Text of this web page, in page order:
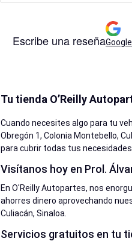
Escribe una reseñaGoogle
Tu tienda O’Reilly
Cuando necesites algo para tu
Obregón 1, Colonia Montebello,
para cubrir todas tus
Visítanos hoy en Prol.
En O'Reilly Autopartes, nos
ahorres dinero aprovechando
Culiacán, Sinaloa.
Servicios gratuitos en tu